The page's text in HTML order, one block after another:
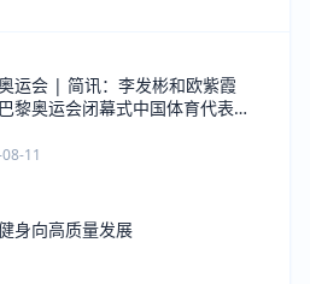
运会 | 简讯：李发彬和欧紫霞
黎奥运会闭幕式中国体育代表团
11
身向高质量发展